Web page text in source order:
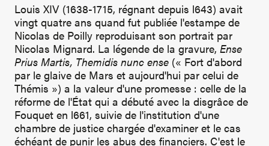
Louis XIV (1638-1715, régnant depuis l643) avait
vingt quatre ans quand fut publiée l'estampe de
Nicolas de Poilly reproduisant son portrait par
Nicolas Mignard. La légende de la gravure, Ense
Prius Martis, Themidis nunc ense (« Fort d'abord
par le glaive de Mars et aujourd'hui par celui de
Thémis ») a la valeur d'une promesse : celle de la
réforme de l'État qui a débuté avec la disgrâce de
Fouquet en l661, suivie de l'institution d'une
chambre de justice chargée d'examiner et le cas
échéant de punir les abus des financiers. C'est le